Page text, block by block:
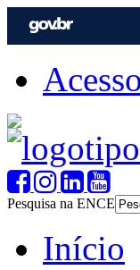
Pesquisa na ENCE
Início